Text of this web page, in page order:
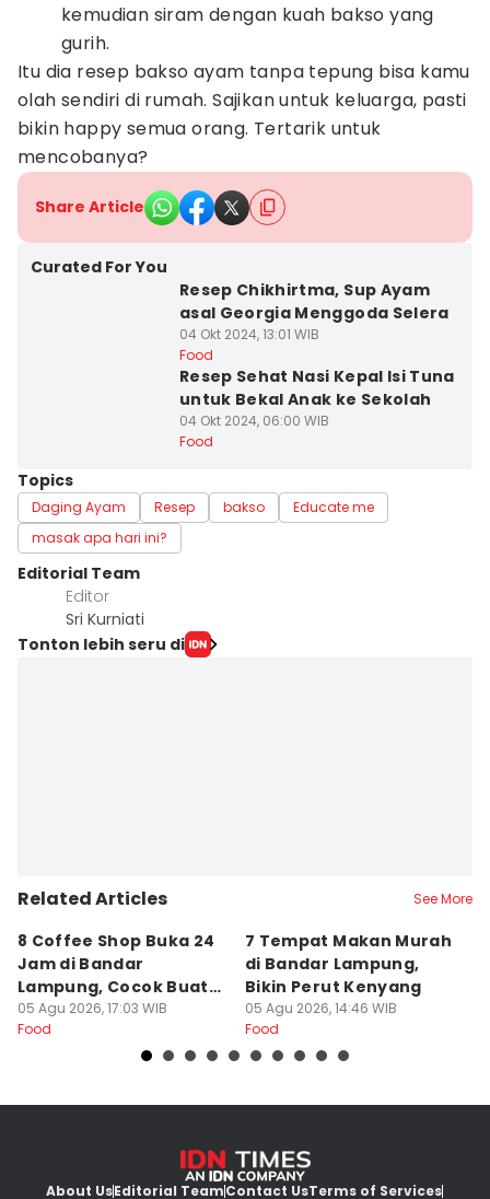
kemudian siram dengan kuah bakso yang
gurih.
Itu dia resep bakso ayam tanpa tepung bisa kamu
olah sendiri di rumah. Sajikan untuk keluarga, pasti
bikin happy semua orang. Tertarik untuk
mencobanya?
Share Article
Curated For You
Resep Chikhirtma, Sup Ayam
asal Georgia Menggoda Selera
04 Okt 2024, 13:01 WIB
Food
Resep Sehat Nasi Kepal Isi Tuna
untuk Bekal Anak ke Sekolah
04 Okt 2024, 06:00 WIB
Food
Topics
Daging Ayam Resep bakso
Educate me
masak apa hari ini?
Editorial Team
Editor
Sri Kurniati
Tonton lebih seru di
Related Articles See More
8 Coffee Shop Buka 24
Jam di Bandar
Lampung, Cocok Buat
Begadang
05 Agu 2026, 17:03 WIB
Food
7 Tempat Makan Murah
di Bandar Lampung,
Bikin Perut Kenyang
05 Agu 2026, 14:46 WIB
Food
About UsEditorial TeamContact UsTerms of Services